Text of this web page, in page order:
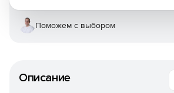
Описание
Поможем с выбором